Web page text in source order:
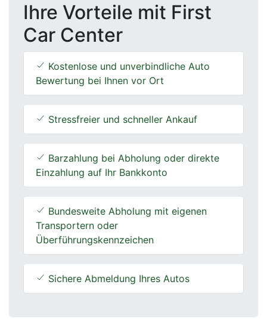
Ihre Vorteile mit First
Car Center
Kostenlose und unverbindliche Auto
Bewertung bei Ihnen vor Ort
Stressfreier und schneller Ankauf
Barzahlung bei Abholung oder direkte
Einzahlung auf Ihr Bankkonto
Bundesweite Abholung mit eigenen
Transportern oder
Überführungskennzeichen
Sichere Abmeldung Ihres Autos